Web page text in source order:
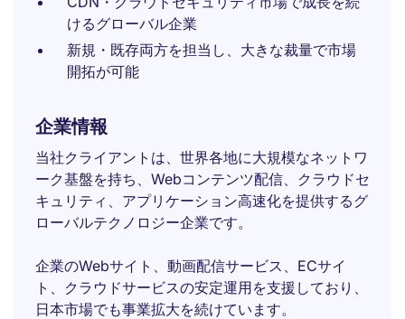
けるグローバル企業
新規・既存両方を担当し、大きな裁量で市場
開拓が可能
企業情報
当社クライアントは、世界各地に大規模なネットワ
ーク基盤を持ち、Webコンテンツ配信、クラウドセ
キュリティ、アプリケーション高速化を提供するグ
ローバルテクノロジー企業です。
企業のWebサイト、動画配信サービス、ECサイ
ト、クラウドサービスの安定運用を支援しており、
日本市場でも事業拡大を続けています。